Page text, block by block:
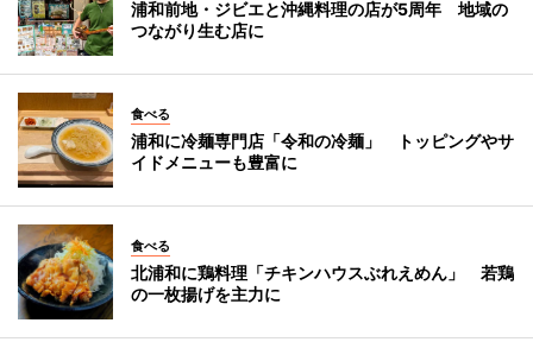
浦和前地・ジビエと沖縄料理の店が5周年 地域の
つながり生む店に
食べる
浦和に冷麺専門店「令和の冷麺」 トッピングやサ
イドメニューも豊富に
食べる
北浦和に鶏料理「チキンハウスぶれえめん」 若鶏
の一枚揚げを主力に